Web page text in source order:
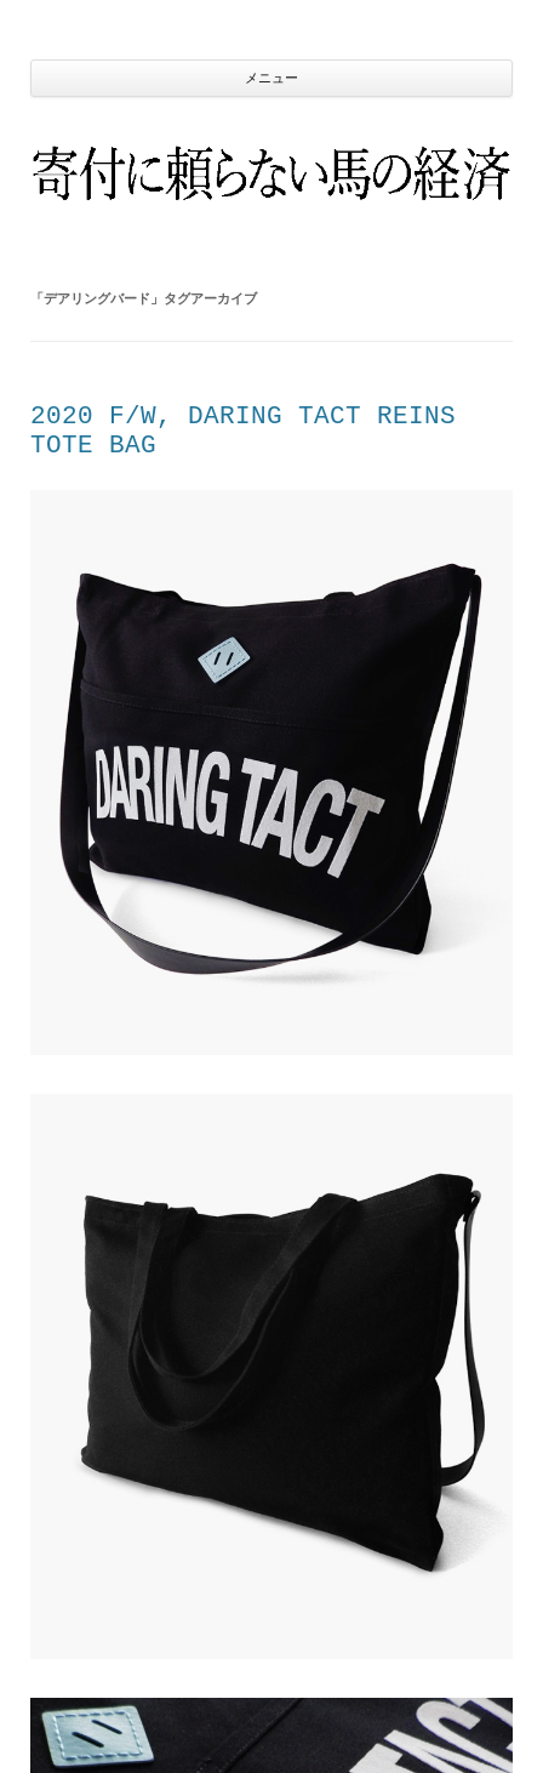
ン
へ
プ
メニュー
「 デアリングバード 」タグアーカイブ
2020 F/W, DARING TACT REINS
TOTE BAG